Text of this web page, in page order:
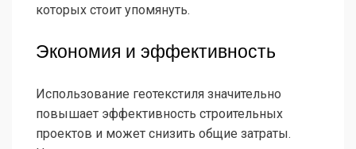
которых стоит упомянуть.
Экономия и эффективность
Использование геотекстиля значительно
повышает эффективность строительных
проектов и может снизить общие затраты.